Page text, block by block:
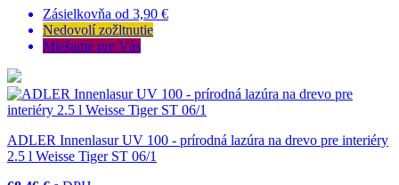
Zásielkovňa od 3,90 €
Nedovolí zožltnutie
Miešame pre Vás
ADLER Innenlasur UV 100 - prírodná lazúra na drevo pre interiéry
2.5 l Weisse Tiger ST 06/1